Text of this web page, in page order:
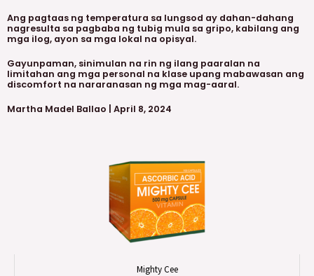
Ang pagtaas ng temperatura sa lungsod ay dahan-dahang
nagresulta sa pagbaba ng tubig mula sa gripo, kabilang ang
mga ilog, ayon sa mga lokal na opisyal.
Gayunpaman, sinimulan na rin ng ilang paaralan na
limitahan ang mga personal na klase upang mabawasan ang
discomfort na nararanasan ng mga mag-aaral.
Martha Madel Ballao | April 8, 2024
Mighty Cee